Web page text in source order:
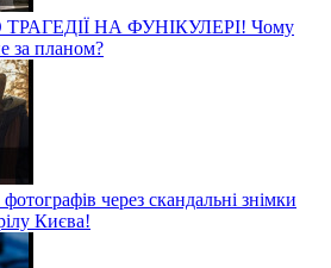
НА ФУНІКУЛЕРІ! Чому
за планом?
через скандальні знімки
Києва!